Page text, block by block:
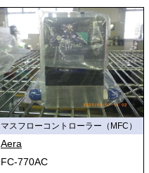
マスフローコントローラー（MFC）
Aera
FC-770AC